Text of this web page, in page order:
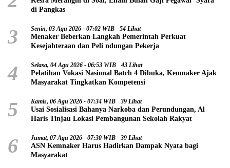
di Pangkas
3 Senin, 03 Agu 2026 - 07:02 WIB 54 Lihat
Menaker Beberkan Langkah Pemerintah Perkuat
Kesejahteraan dan Peli ndungan Pekerja
4 Selasa, 04 Agu 2026 - 06:53 WIB 43 Lihat
Pelatihan Vokasi Nasional Batch 4 Dibuka, Kemnaker Ajak
Masyarakat Tingkatkan Kompetensi
5 Kamis, 06 Agu 2026 - 07:34 WIB 39 Lihat
Usai Sosialisasi Bahanya Narkoba dan Perundungan, Al
Haris Tinjau Lokasi Pembangunan Sekolah Rakyat
6 Jumat, 07 Agu 2026 - 07:30 WIB 39 Lihat
ASN Kemnaker Harus Hadirkan Dampak Nyata bagi
Masyarakat